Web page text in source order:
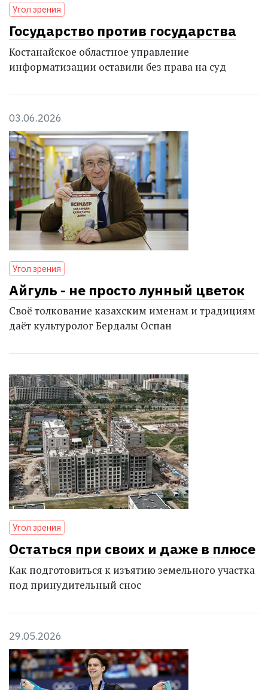
Угол зрения
Государство против государства
Костанайское областное управление
информатизации оставили без права на суд
03.06.2026
Угол зрения
Айгуль - не просто лунный цветок
Своё толкование казахским именам и традициям
даёт культуролог Бердалы Оспан
Угол зрения
Остаться при своих и даже в плюсе
Как подготовиться к изъятию земельного участка
под принудительный снос
29.05.2026